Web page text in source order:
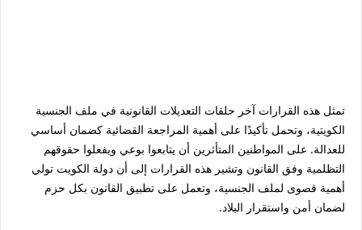
تمثل هذه القرارات آخر حلقات التعديلات القانونية في ملف الجنسية
الكويتية، وتحمل تأكيدًا على أهمية المراجعة القضائية كضمان أساسي
للعدالة. على المواطنين المتأثرين أن يتابعوا بوعي ويفعلوا حقوقهم
التظلمية وفق القانون وتشير هذه القرارات إلى أن دولة الكويت تولي
أهمية قصوى لملف الجنسية، وتعمل على تطبيق القانون بكل حزم
لضمان أمن واستقرار البلاد.